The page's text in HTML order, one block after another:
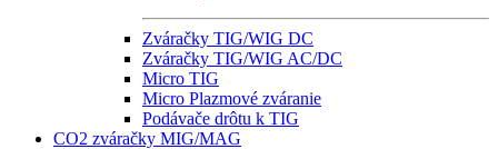
Zváračky TIG/WIG DC
Zváračky TIG/WIG AC/DC
Micro TIG
Micro Plazmové zváranie
Podávače drôtu k TIG
CO2 zváračky MIG/MAG